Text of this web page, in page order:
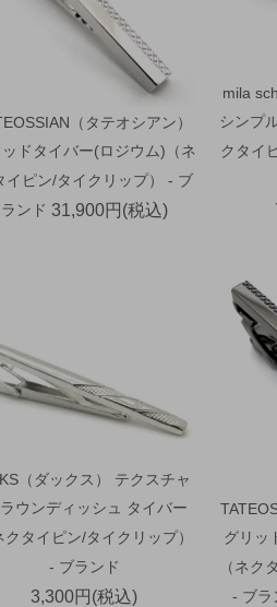
（タテオシアン）
ドタイバー(ロジウム)（ネ
イピン/タイクリップ） - ブ
ランド 31,900円(税込)
mila
シンプ
クタイ
（ダックス） テクスチャ
ウンディッシュ タイバー
クタイピン/タイクリップ）
- ブランド
3,300円(税込)
グリッ
（ネク
- ブラ